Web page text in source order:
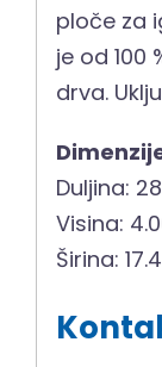
ploče za
je od 100
drva.
Duljina:
Visina:
Širina: